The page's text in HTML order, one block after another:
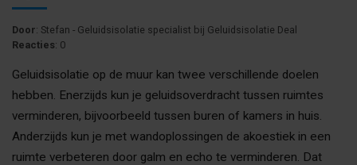
Door: Stefan - Geluidsisolatie specialist bij Geluidsisolatie Deal
Reacties: 0
Geluidsisolatie op de muur kan twee verschillende doelen
hebben. Enerzijds kun je geluidsoverdracht tussen ruimtes
verminderen, bijvoorbeeld tussen buren of kamers in huis.
Anderzijds kun je met wandoplossingen de akoestiek in een
ruimte verbeteren door galm en echo te verminderen. Dat